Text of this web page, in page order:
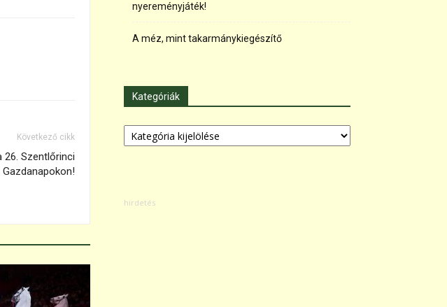
Következő cikk
Szentlőrinci
Gazdanapokon!
nyereményjáték!
A méz, mint takarmánykiegészítő
Kategóriák
Kategóriák